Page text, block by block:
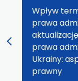
Wpływ
prawa
prawa
Ukrainy:
prawny